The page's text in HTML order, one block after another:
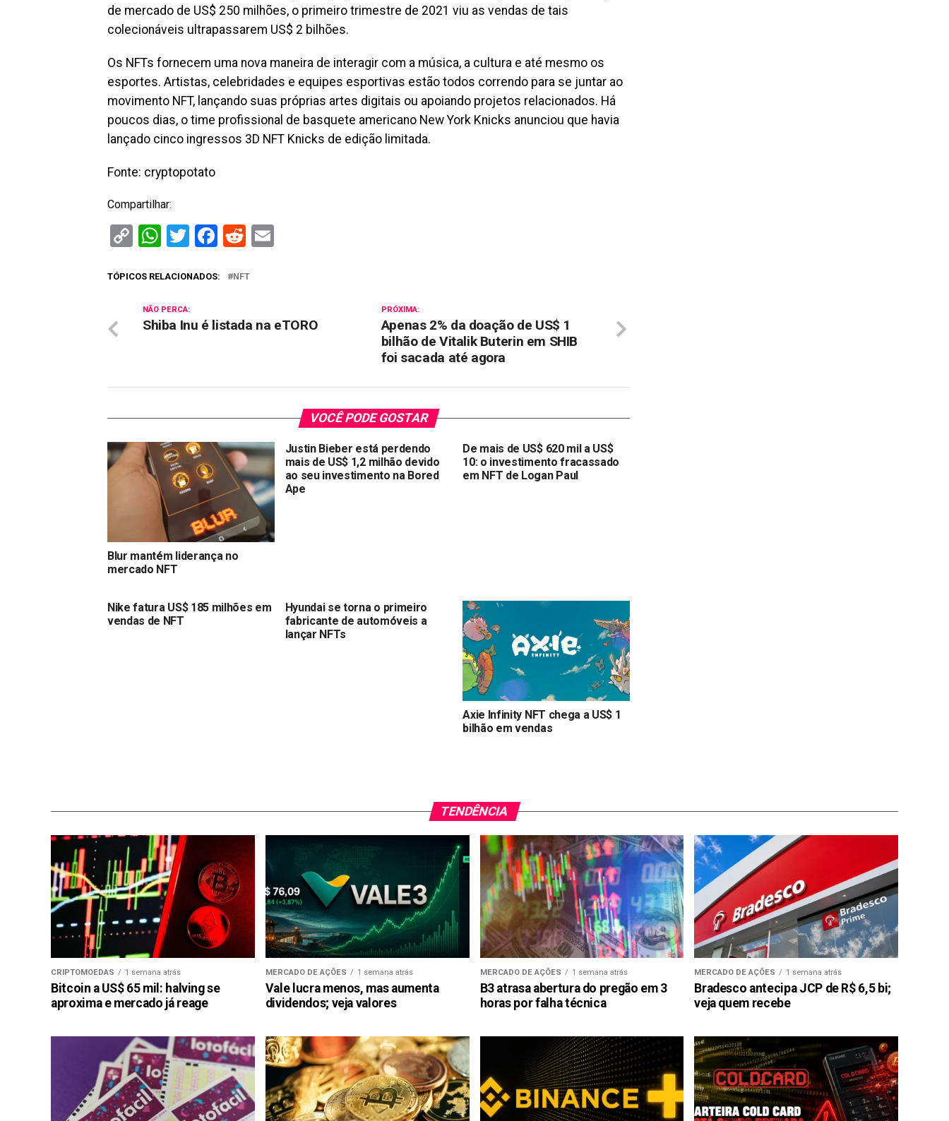
de mercado de US$ 250 milhões, o primeiro trimestre de 2021 viu as vendas de tais
colecionáveis ​​ultrapassarem US$ 2 bilhões.
Os NFTs fornecem uma nova maneira de interagir com a música, a cultura e até mesmo os
esportes. Artistas, celebridades e equipes esportivas estão todos correndo para se juntar ao
movimento NFT, lançando suas próprias artes digitais ou apoiando projetos relacionados. Há
poucos dias, o time profissional de basquete americano New York Knicks anunciou que havia
lançado cinco ingressos 3D NFT Knicks de edição limitada.
Fonte: cryptopotato
Compartilhar:
CopyWhatsApp
Twitter
Facebook
Reddit
TÓPICOS RELACIONADOS: NFT
PRÓXIMA:
Apenas 2% da doação de US$ 1
bilhão de Vitalik Buterin em SHIB
foi sacada até agora
NÃO PERCA:
Shiba Inu é listada na eTORO
VOCÊ PODE GOSTAR
Blur mantém liderança no
mercado NFT
Justin Bieber está perdendo
mais de US$ 1,2 milhão devido
ao seu investimento na Bored
Ape
De mais de US$ 620 mil a US$
10: o investimento fracassado
em NFT de Logan Paul
Nike fatura US$ 185 milhões em
vendas de NFT
Hyundai se torna o primeiro
fabricante de automóveis a
lançar NFTs
Axie Infinity NFT chega a US$ 1
bilhão em vendas
TENDÊNCIA
CRIPTOMOEDAS 1 semana atrás
Bitcoin a US$ 65 mil: halving se
aproxima e mercado já reage
MERCADO DE AÇÕES 1 semana atrás
Vale lucra menos, mas aumenta
dividendos; veja valores
MERCADO DE AÇÕES 1 semana atrás
B3 atrasa abertura do pregão em 3
horas por falha técnica
MERCADO DE AÇÕES 1 semana atrás
Bradesco antecipa JCP de R$ 6,5 bi;
veja quem recebe